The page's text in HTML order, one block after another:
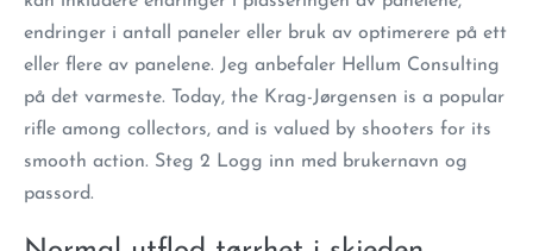
endringer i antall paneler eller bruk av optimerere på ett
eller flere av panelene. Jeg anbefaler Hellum Consulting
på det varmeste. Today, the Krag-Jørgensen is a popular
rifle among collectors, and is valued by shooters for its
smooth action. Steg 2 Logg inn med brukernavn og
passord.